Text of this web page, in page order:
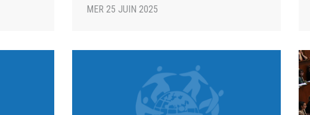
MER 25 JUIN 2025